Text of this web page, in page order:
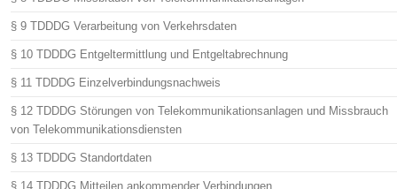
§ 9 TDDDG Verarbeitung von Verkehrsdaten
§ 10 TDDDG Entgeltermittlung und Entgeltabrechnung
§ 11 TDDDG Einzelverbindungsnachweis
§ 12 TDDDG Störungen von Telekommunikationsanlagen und Missbrauch
von Telekommunikationsdiensten
§ 13 TDDDG Standortdaten
§ 14 TDDDG Mitteilen ankommender Verbindungen